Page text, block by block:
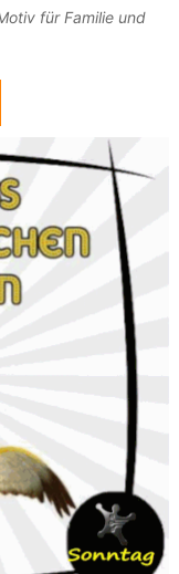
für Familie und